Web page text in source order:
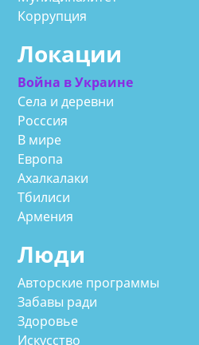
Коррупция
Локации
Война в Украине
Села и деревни
Росссия
В мире
Европа
Ахалкалаки
Тбилиси
Армения
Люди
Авторские программы
Забавы ради
Здоровье
Искусство